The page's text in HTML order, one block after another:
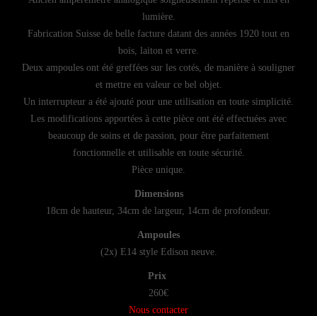
lumière.
Fabrication Suisse de belle facture datant des années 1920 tout en
bois, laiton et verre.
Deux ampoules ont été greffées sur les cotés, de manière à souligner
et mettre en valeur ce bel objet.
Un interrupteur a été ajouté pour une utilisation en toute simplicité.
Les modifications apportées à cette pièce ont été effectuées avec
beaucoup de soins et de passion, pour être parfaitement
fonctionnelle et utilisable en toute sécurité.
Pièce unique.
Dimensions
18cm de hauteur, 34cm de largeur, 14cm de profondeur.
Ampoules
(2x) E14 style Edison neuve.
Prix
260€
Nous contacter